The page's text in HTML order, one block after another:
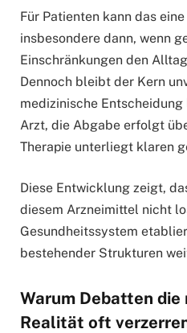
Für Patienten kann das
insbesondere dann, wenn
Einschränkungen den
Dennoch bleibt der Kern
medizinische
Arzt, die Abgabe erfolgt
Therapie unterliegt klaren
Diese Entwicklung zeigt,
diesem Arzneimittel nicht
Gesundheitssystem
bestehender Strukturen
Warum Debatten die
Realität oft